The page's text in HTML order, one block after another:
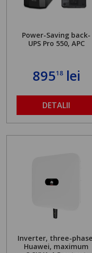
Power-Saving back-
UPS Pro 550, APC
89518lei
DETALII
Inverter, three-
Huawei, maximum